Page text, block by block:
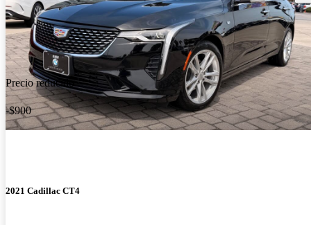
Precio reducido
-$900
2021 Cadillac CT4